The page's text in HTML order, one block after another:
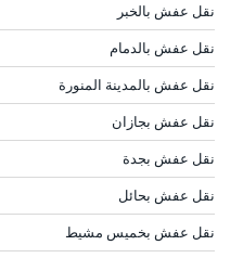
نقل عفش بالخبر
نقل عفش بالدمام
نقل عفش بالمدينة المنورة
نقل عفش بجازان
نقل عفش بجدة
نقل عفش بحائل
نقل عفش بخميس مشيط